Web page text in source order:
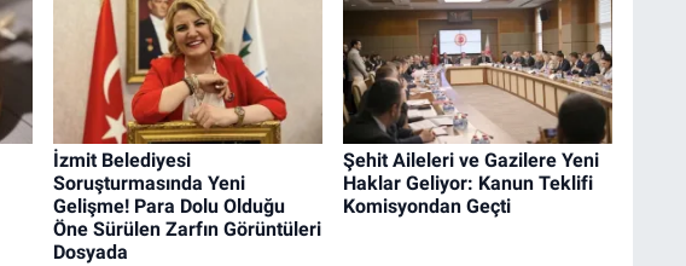
İzmit Belediyesi
Soruşturmasında Yeni
Gelişme! Para Dolu Olduğu
Öne Sürülen Zarfın Görüntüleri
Dosyada
Şehit Aileleri ve Gazilere Yeni
Haklar Geliyor: Kanun Teklifi
Komisyondan Geçti